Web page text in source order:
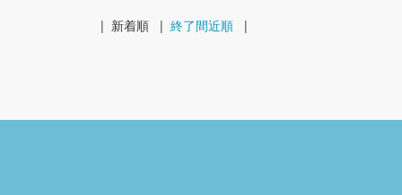
| 新着順 | 終了間近順 |